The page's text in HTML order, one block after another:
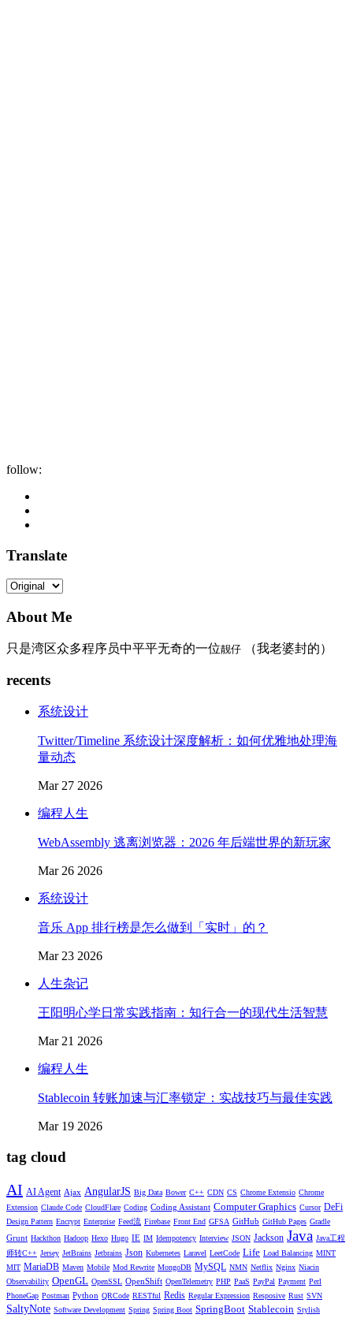
follow:
Translate
About Me
只是湾区众多程序员中平平无奇的一位靓仔 （我老婆封的）
recents
系统设计
Twitter/Timeline 系统设计深度解析：如何优雅地处理海
量动态
Mar 27 2026
编程人生
WebAssembly 逃离浏览器：2026 年后端世界的新玩家
Mar 26 2026
系统设计
音乐 App 排行榜是怎么做到「实时」的？
Mar 23 2026
人生杂记
王阳明心学日常实践指南：知行合一的现代生活智慧
Mar 21 2026
编程人生
Stablecoin 转账加速与汇率锁定：实战技巧与最佳实践
Mar 19 2026
tag cloud
AI AI Agent Ajax AngularJS Big Data Bower C++ CDN CS Chrome Extensio Chrome
Extension Claude Code CloudFlare Coding Coding Assistant Computer Graphics Cursor DeFi
Design Pattern Encrypt Enterprise Feed流 Firebase Front End GFSA GitHub GitHub Pages Gradle
Grunt Hackthon Hadoop Hexo Hugo IE IM Idempotency Interview JSON Jackson Java Java工程
师转C++ Jersey JetBrains Jetbrains Json Kubernetes Laravel LeetCode Life Load Balancing MINT
MIT MariaDB Maven Mobile Mod Rewrite MongoDB MySQL NMN Netflix Nginx Niacin
Observability OpenGL OpenSSL OpenShift OpenTelemetry PHP PaaS PayPal Payment Perl
PhoneGap Postman Python QRCode RESTful Redis Regular Expression Resposive Rust SVN
SaltyNote Software Development Spring Spring Boot SpringBoot Stablecoin Stylish